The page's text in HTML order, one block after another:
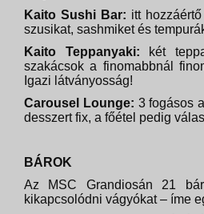
Kaito Sushi Bar: itt
szusikat, sashmiket és
Kaito Teppanyaki: két
szakácsok a finomabbnál
Igazi látványosság!
Carousel Lounge: 3 fogásos
desszert fix, a főétel pedig
BÁROK
Az MSC Grandiosán 21
kikapcsolódni vágyókat – íme